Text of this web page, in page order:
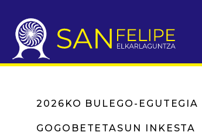
2026KO BULEGO-EGUTEGIA
GOGOBETETASUN INKESTA